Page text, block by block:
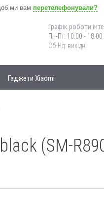
ми вам перетелефонували?
Графік роботи
Пн-Пт: 10:00 - 18:00
Сб-Нд: вихідні
Гаджети Xiaomi
(SM-